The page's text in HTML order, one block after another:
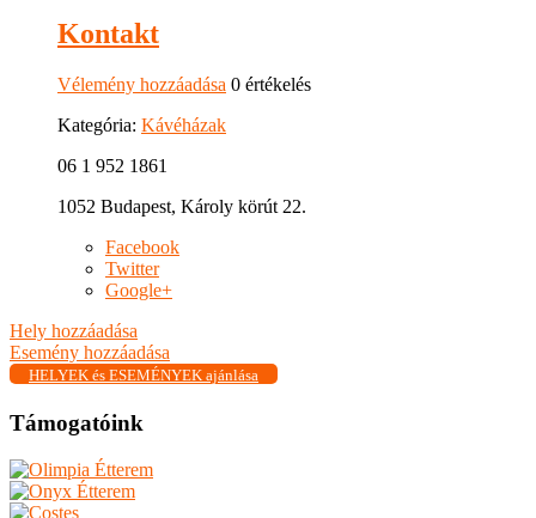
Kontakt
Vélemény hozzáadása 0 értékelés
Kategória: Kávéházak
06 1 952 1861
1052 Budapest, Károly körút 22.
Facebook
Twitter
Google+
Hely hozzáadása
Esemény hozzáadása
HELYEK és ESEMÉNYEK ajánlása
Támogatóink